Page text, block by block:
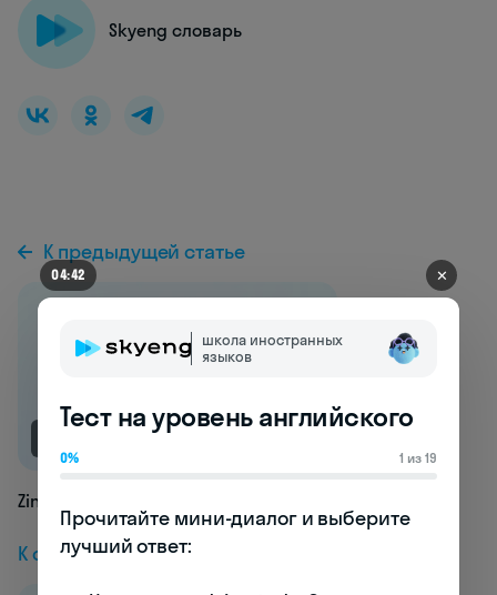
Skyeng словарь
К предыдущей статье
Zing
К следующей статье
04:42 ✕
школа иностранных
языков
Тест на уровень английского
0% 1 из 19
Прочитайте мини-диалог и выберите
лучший ответ: